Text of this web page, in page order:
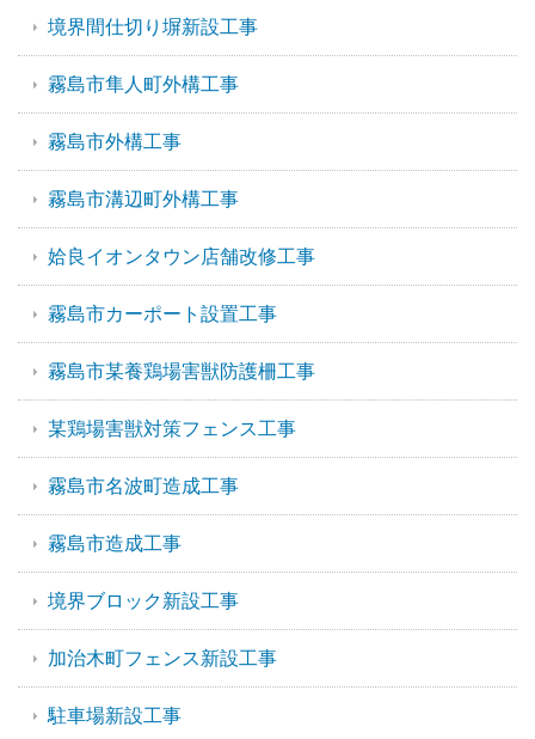
境界間仕切り塀新設工事
霧島市隼人町外構工事
霧島市外構工事
霧島市溝辺町外構工事
姶良イオンタウン店舗改修工事
霧島市カーポート設置工事
霧島市某養鶏場害獣防護柵工事
某鶏場害獣対策フェンス工事
霧島市名波町造成工事
霧島市造成工事
境界ブロック新設工事
加治木町フェンス新設工事
駐車場新設工事